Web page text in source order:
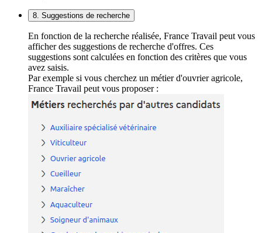
8. Suggestions de recherche
En fonction de la recherche réalisée, France Travail peut vous
afficher des suggestions de recherche d'offres. Ces
suggestions sont calculées en fonction des critères que vous
avez saisis.
Par exemple si vous cherchez un métier d'ouvrier agricole,
France Travail peut vous proposer :